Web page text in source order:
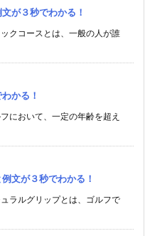
が３秒でわかる！
クコースとは、一般の人が誰
かる！
において、一定の年齢を超え
文が３秒でわかる！
ラルグリップとは、ゴルフで